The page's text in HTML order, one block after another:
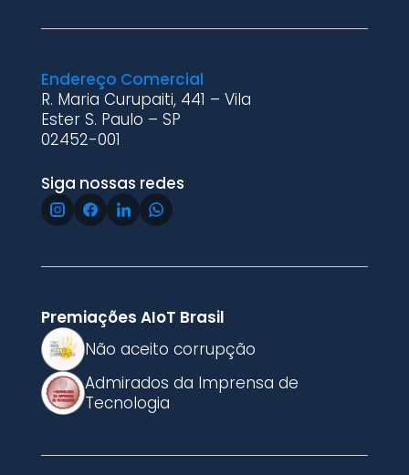
Endereço Comercial
R. Maria Curupaiti, 441 – Vila
Ester S. Paulo – SP
02452-001
Siga nossas redes
Premiações AIoT Brasil
Não aceito corrupção
Admirados da Imprensa de
Tecnologia